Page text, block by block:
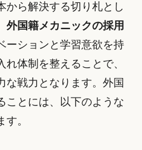
から解決する切り札とし
外国籍メカニックの採用
ーションと学習意欲を持
体制を整えることで、
な戦力となります。外国
ことには、以下のような
。